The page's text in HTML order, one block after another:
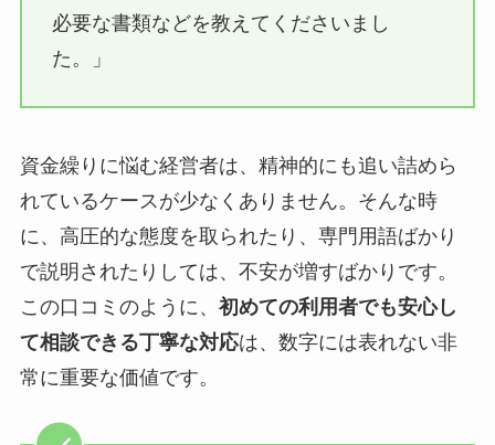
必要な書類などを教えてくださいまし
た。」
資金繰りに悩む経営者は、精神的にも追い詰めら
れているケースが少なくありません。そんな時
に、高圧的な態度を取られたり、専門用語ばかり
で説明されたりしては、不安が増すばかりです。
この口コミのように、 初めての利用者でも安心し
て相談できる丁寧な対応は、数字には表れない非
常に重要な価値です。